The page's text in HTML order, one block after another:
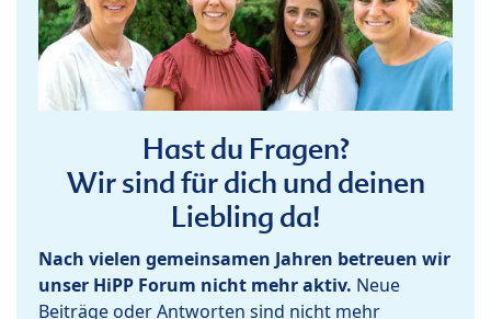
Hast du Fragen?
Wir sind für dich und deinen
Liebling da!
Nach vielen gemeinsamen Jahren betreuen wir
unser HiPP Forum nicht mehr aktiv. Neue
Beiträge oder Antworten sind nicht mehr